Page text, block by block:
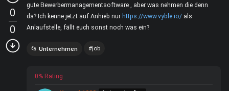
0
0
gute Bewerbermanagementsoftware , aber was nehmen die denn
da? Ich kenne jetzt auf Anhieb nur https://www.vyble.io/ als
Anlaufstelle, fällt euch sonst noch was ein?
Unternehmen job
0% Rating